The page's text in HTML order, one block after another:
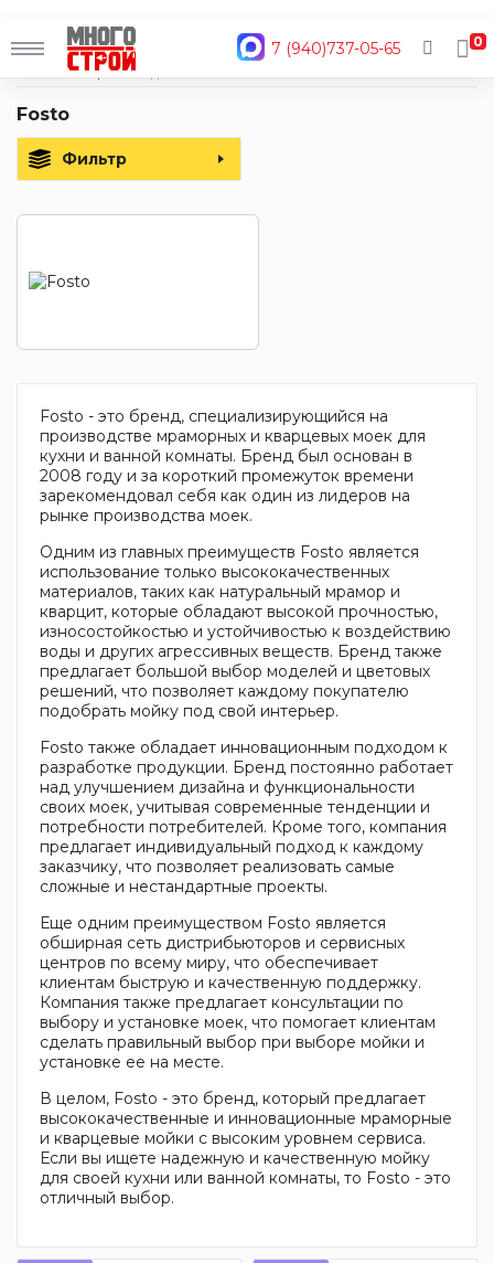
7 (940)737-05-65
0
Главная
Fosto
Фильтр
Fosto - это бренд, специализирующийся на
производстве мраморных и кварцевых моек для
кухни и ванной комнаты. Бренд был основан в
2008 году и за короткий промежуток времени
зарекомендовал себя как один из лидеров на
рынке производства моек.
Одним из главных преимуществ Fosto является
использование только высококачественных
материалов, таких как натуральный мрамор и
кварцит, которые обладают высокой прочностью,
износостойкостью и устойчивостью к воздействию
воды и других агрессивных веществ. Бренд также
предлагает большой выбор моделей и цветовых
решений, что позволяет каждому покупателю
подобрать мойку под свой интерьер.
Fosto также обладает инновационным подходом к
разработке продукции. Бренд постоянно работает
над улучшением дизайна и функциональности
своих моек, учитывая современные тенденции и
потребности потребителей. Кроме того, компания
предлагает индивидуальный подход к каждому
заказчику, что позволяет реализовать самые
сложные и нестандартные проекты.
Еще одним преимуществом Fosto является
обширная сеть дистрибьюторов и сервисных
центров по всему миру, что обеспечивает
клиентам быструю и качественную поддержку.
Компания также предлагает консультации по
выбору и установке моек, что помогает клиентам
сделать правильный выбор при выборе мойки и
установке ее на месте.
В целом, Fosto - это бренд, который предлагает
высококачественные и инновационные мраморные
и кварцевые мойки с высоким уровнем сервиса.
Если вы ищете надежную и качественную мойку
для своей кухни или ванной комнаты, то Fosto - это
отличный выбор.